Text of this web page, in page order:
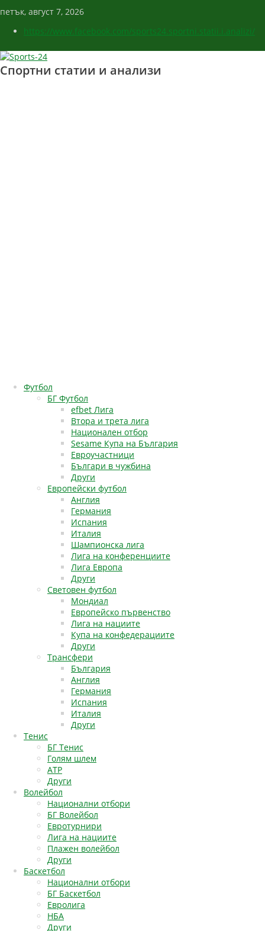
петък, август 7, 2026
https://www.facebook.com/sports24.sportni.statii.i.analizi/
Спортни статии и анализи
Футбол
БГ Футбол
efbet Лига
Втора и трета лига
Национален отбор
Sesame Купа на България
Евроучастници
Българи в чужбина
Други
Европейски футбол
Англия
Германия
Испания
Италия
Шампионска лига
Лига на конференциите
Лига Европа
Други
Световен футбол
Мондиал
Европейско първенство
Лига на нациите
Купа на конфедерациите
Други
Трансфери
България
Англия
Германия
Испания
Италия
Други
Тенис
БГ Тенис
Голям шлем
АТР
Други
Волейбол
Национални отбори
БГ Волейбол
Евротурнири
Лига на нациите
Плажен волейбол
Други
Баскетбол
Национални отбори
БГ Баскетбол
Евролига
НБА
Други